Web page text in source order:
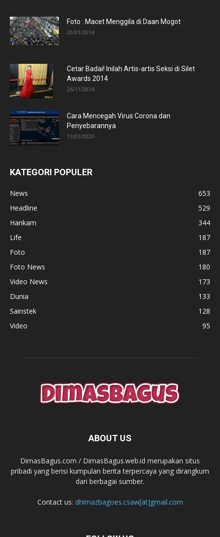
Foto : Macet Menggila di Daan Mogot
20/01/2014
Cetar Badai! Inilah Artis-artis Seksi di Silet
Awards 2014
26/11/2014
Cara Mencegah Virus Corona dan
Penyebarannya
13/03/2020
KATEGORI POPULER
News
653
Headline
529
Hankam
344
Life
187
Foto
187
Foto News
180
Video News
173
Dunia
133
Sainstek
128
Video
95
ABOUT US
DimasBagus.com / DimasBagus.web.id merupakan situs
pribadi yang berisi kumpulan berita terpercaya yang dirangkum
dari berbagai sumber.
Contact us: dhimazbagoes.csaw[at]gmail.com